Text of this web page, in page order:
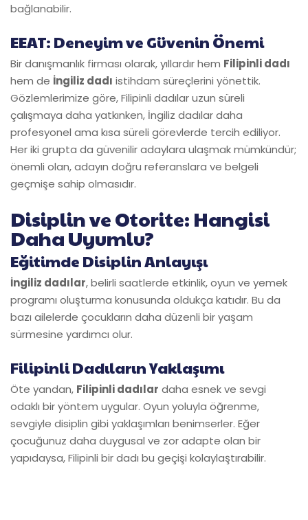
bağlanabilir.
EEAT: Deneyim ve Güvenin Önemi
Bir danışmanlık firması olarak, yıllardır hem Filipinli dadı
hem de İngiliz dadı istihdam süreçlerini yönettik.
Gözlemlerimize göre, Filipinli dadılar uzun süreli
çalışmaya daha yatkınken, İngiliz dadılar daha
profesyonel ama kısa süreli görevlerde tercih ediliyor.
Her iki grupta da güvenilir adaylara ulaşmak mümkündür;
önemli olan, adayın doğru referanslara ve belgeli
geçmişe sahip olmasıdır.
Disiplin ve Otorite: Hangisi
Daha Uyumlu?
Eğitimde Disiplin Anlayışı
İngiliz dadılar, belirli saatlerde etkinlik, oyun ve yemek
programı oluşturma konusunda oldukça katıdır. Bu da
bazı ailelerde çocukların daha düzenli bir yaşam
sürmesine yardımcı olur.
Filipinli Dadıların Yaklaşımı
Öte yandan, Filipinli dadılar daha esnek ve sevgi
odaklı bir yöntem uygular. Oyun yoluyla öğrenme,
sevgiyle disiplin gibi yaklaşımları benimserler. Eğer
çocuğunuz daha duygusal ve zor adapte olan bir
yapıdaysa, Filipinli bir dadı bu geçişi kolaylaştırabilir.